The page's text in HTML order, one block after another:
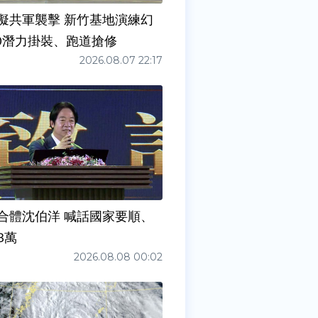
共軍襲擊 新竹基地演練幻
力掛裝、跑道搶修
2026.08.07 22:17
體沈伯洋 喊話國家要順、
萬
2026.08.08 00:02